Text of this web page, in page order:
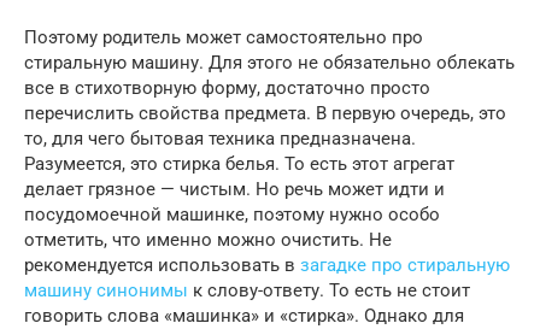
Поэтому родитель может самостоятельно про
стиральную машину. Для этого не обязательно облекать
все в стихотворную форму, достаточно просто
перечислить свойства предмета. В первую очередь, это
то, для чего бытовая техника предназначена.
Разумеется, это стирка белья. То есть этот агрегат
делает грязное — чистым. Но речь может идти и
посудомоечной машинке, поэтому нужно особо
отметить, что именно можно очистить. Не
рекомендуется использовать в загадке про стиральную
машину синонимы к слову-ответу. То есть не стоит
говорить слова «машинка» и «стирка». Однако для